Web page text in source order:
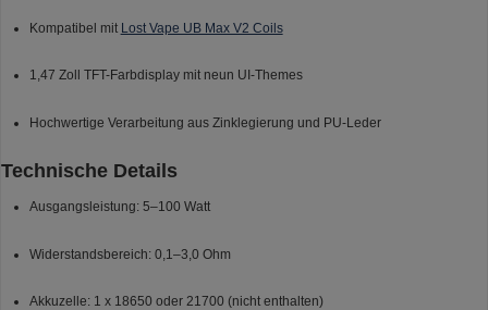
Kompatibel mit Lost Vape UB Max V2 Coils
1,47 Zoll TFT-Farbdisplay mit neun UI-Themes
Hochwertige Verarbeitung aus Zinklegierung und PU-Leder
Technische Details
Ausgangsleistung: 5–100 Watt
Widerstandsbereich: 0,1–3,0 Ohm
Akkuzelle: 1 x 18650 oder 21700 (nicht enthalten)